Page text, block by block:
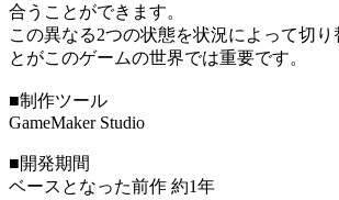
合うことができます。
この異なる2つの状態を状況によって切り
とがこのゲームの世界では重要です。
■制作ツール
GameMaker Studio
■開発期間
ベースとなった前作 約1年